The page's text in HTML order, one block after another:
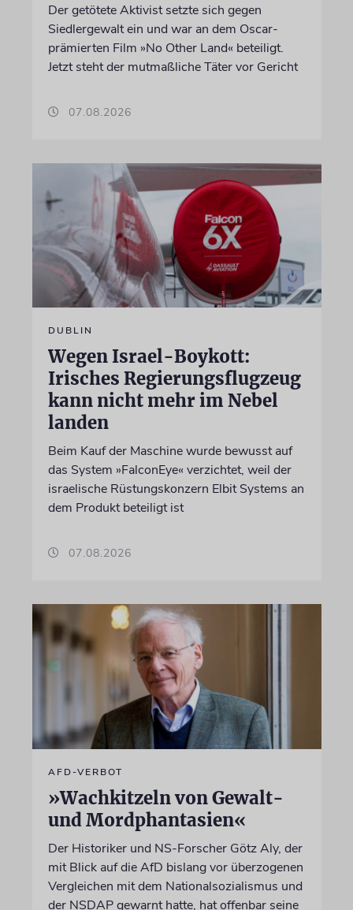
Der getötete Aktivist setzte sich gegen
Siedlergewalt ein und war an dem Oscar-
prämierten Film »No Other Land« beteiligt.
Jetzt steht der mutmaßliche Täter vor Gericht
07.08.2026
DUBLIN
Wegen Israel-Boykott:
Irisches Regierungsflugzeug
kann nicht mehr im Nebel
landen
Beim Kauf der Maschine wurde bewusst auf
das System »FalconEye« verzichtet, weil der
israelische Rüstungskonzern Elbit Systems an
dem Produkt beteiligt ist
07.08.2026
AFD-VERBOT
»Wachkitzeln von Gewalt-
und Mordphantasien«
Der Historiker und NS-Forscher Götz Aly, der
mit Blick auf die AfD bislang vor überzogenen
Vergleichen mit dem Nationalsozialismus und
der NSDAP gewarnt hatte, hat offenbar seine